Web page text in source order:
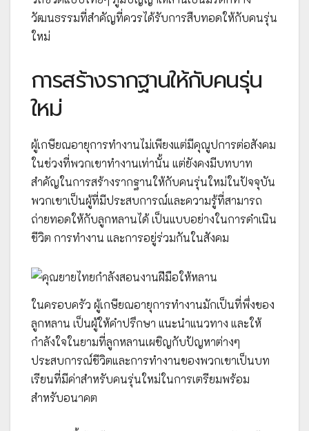
วัฒนธรรมที่สำคัญที่ควรได้รับการสืบทอดให้กับคนรุ่น
ใหม่
การสร้างรากฐานให้กับคนรุ่น
ใหม่
ผู้เกษียณอายุการทำงานไม่เพียงแต่มีคุณูปการต่อสังคม
ในช่วงที่พวกเขาทำงานเท่านั้น แต่ยังคงมีบทบาท
สำคัญในการสร้างรากฐานให้กับคนรุ่นใหม่ในปัจจุบัน
พวกเขาเป็นผู้ที่มีประสบการณ์และความรู้ที่สามารถ
ถ่ายทอดให้กับลูกหลานได้ เป็นแบบอย่างในการดำเนิน
ชีวิต การทำงาน และการอยู่ร่วมกันในสังคม
ในครอบครัว ผู้เกษียณอายุการทำงานมักเป็นที่พึ่งของ
ลูกหลาน เป็นผู้ให้คำปรึกษา แนะนำแนวทาง และให้
กำลังใจในยามที่ลูกหลานเผชิญกับปัญหาต่างๆ
ประสบการณ์ชีวิตและการทำงานของพวกเขาเป็นบท
เรียนที่มีค่าสำหรับคนรุ่นใหม่ในการเตรียมพร้อม
สำหรับอนาคต